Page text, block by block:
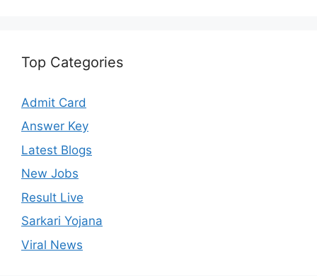
Top Categories
Admit Card
Answer Key
Latest Blogs
New Jobs
Result Live
Sarkari Yojana
Viral News